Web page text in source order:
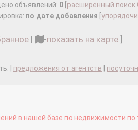
объявлений: 0 расширенный поиск
по дате добавления
| -показать на карте
| предложения от агентств
в нашей базе по недвижимости по